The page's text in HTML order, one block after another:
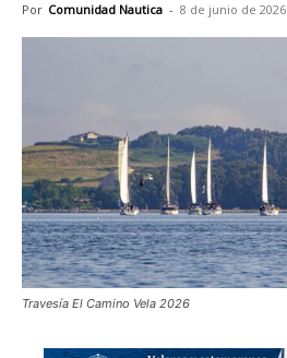
Por Comunidad Nautica - 8 de junio de 2026
Travesía El Camino Vela 2026